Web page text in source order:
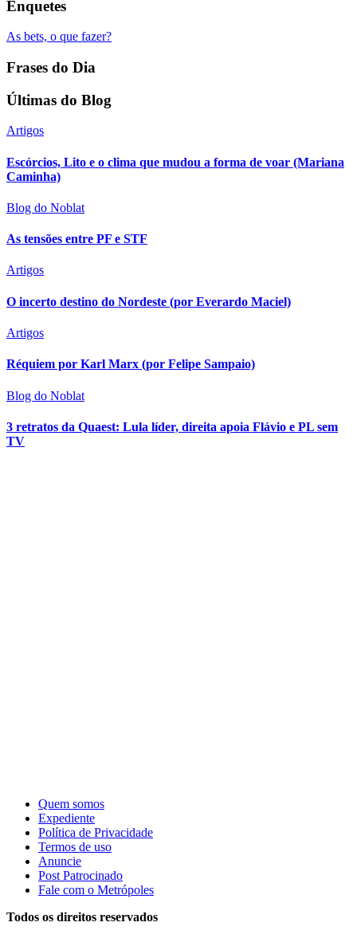
Enquetes
As bets, o que fazer?
Frases do Dia
Últimas do Blog
Artigos
Escórcios, Lito e o clima que mudou a forma de voar (Mariana
Caminha)
Blog do Noblat
As tensões entre PF e STF
Artigos
O incerto destino do Nordeste (por Everardo Maciel)
Artigos
Réquiem por Karl Marx (por Felipe Sampaio)
Blog do Noblat
3 retratos da Quaest: Lula líder, direita apoia Flávio e PL sem
TV
Quem somos
Expediente
Política de Privacidade
Termos de uso
Anuncie
Post Patrocinado
Fale com o Metrópoles
Todos os direitos reservados